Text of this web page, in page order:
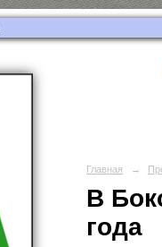
Главная →
В
года